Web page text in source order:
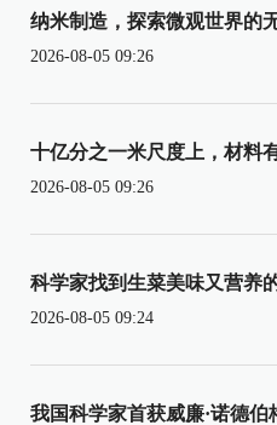
纳米制造，探索微观世界的
2026-08-05 09:26
十亿分之一米尺度上，材料
2026-08-05 09:26
科学家找到生菜美味又营养
2026-08-05 09:24
我国科学家首获威廉·诺德伯